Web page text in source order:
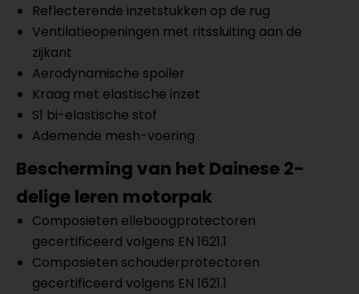
Reflecterende inzetstukken op de rug
Ventilatieopeningen met ritssluiting aan de
zijkant
Aerodynamische spoiler
Kraag met elastische inzet
S1 bi-elastische stof
Ademende mesh-voering
Bescherming van het Dainese 2-
delige leren motorpak
Composieten elleboogprotectoren
gecertificeerd volgens EN 1621.1
Composieten schouderprotectoren
gecertificeerd volgens EN 1621.1